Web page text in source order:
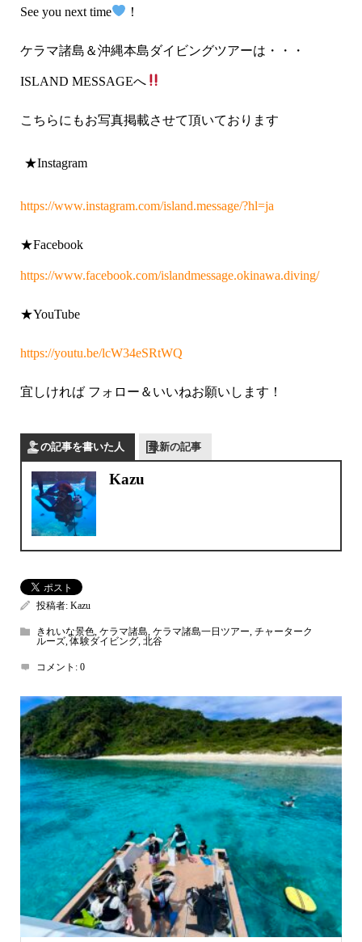
See you next time ！
ケラマ諸島＆沖縄本島ダイビングツアーは・・・
ISLAND MESSAGEへ
こちらにもお写真掲載させて頂いております
★Instagram
https://www.instagram.com/island.message/?hl=ja
★Facebook
https://www.facebook.com/islandmessage.okinawa.diving/
★YouTube
https://youtu.be/lcW34eSRtWQ
宜しければ フォロー＆いいねお願いします！
この記事を書いた人 最新の記事
Kazu
投稿者: Kazu
きれいな景色, ケラマ諸島 ケラマ諸島一日ツアー チャーターク
ルーズ,体験ダイビング, 北谷
コメント: 0